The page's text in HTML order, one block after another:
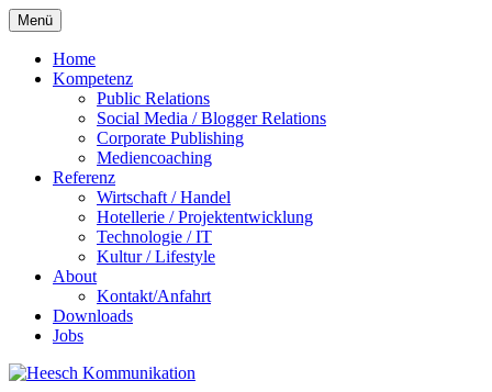
Menü Zum
Inhalt
springen
Home
Kompetenz
Public Relations
Social Media / Blogger Relations
Corporate Publishing
Mediencoaching
Referenz
Wirtschaft / Handel
Hotellerie / Projektentwicklung
Technologie / IT
Kultur / Lifestyle
About
Kontakt/Anfahrt
Downloads
Jobs